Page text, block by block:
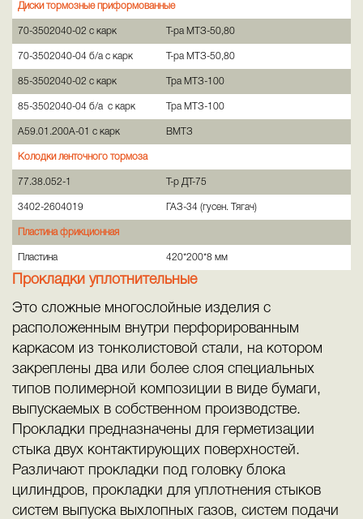
Диски тормозные приформованные
70-3502040-02 с карк Т-ра МТЗ-50,80
70-3502040-04 б/а с карк Т-ра МТЗ-50,80
85-3502040-02 с карк Тра МТЗ-100
85-3502040-04 б/а с карк Тра МТЗ-100
А59.01.200А-01 с карк ВМТЗ
Колодки ленточного тормоза
77.38.052-1 Т-р ДТ-75
3402-2604019 ГАЗ-34 (гусен. Тягач)
Пластина фрикционная
Пластина 420*200*8 мм
Прокладки уплотнительные
Это сложные многослойные изделия с
расположенным внутри перфорированным
каркасом из тонколистовой стали, на котором
закреплены два или более слоя специальных
типов полимерной композиции в виде бумаги,
выпускаемых в собственном производстве.
Прокладки предназначены для герметизации
стыка двух контактирующих поверхностей.
Различают прокладки под головку блока
цилиндров, прокладки для уплотнения стыков
систем выпуска выхлопных газов, систем подачи